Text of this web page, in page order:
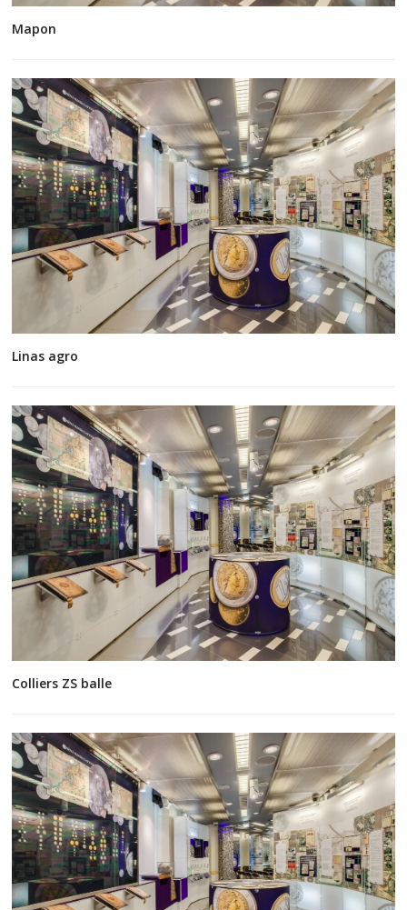
Mapon
Linas agro
Colliers ZS balle